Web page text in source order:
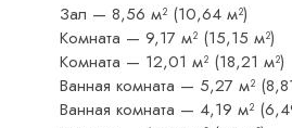
Зал — 8,56 м² (10,64 м²)
Комната — 9,17 м² (15,15 м²)
Комната — 12,01 м² (18,21 м²)
Ванная комната — 5,27 м²
Ванная комната — 4,19 м²